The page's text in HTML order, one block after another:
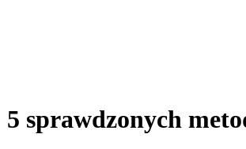
sprawdzonych